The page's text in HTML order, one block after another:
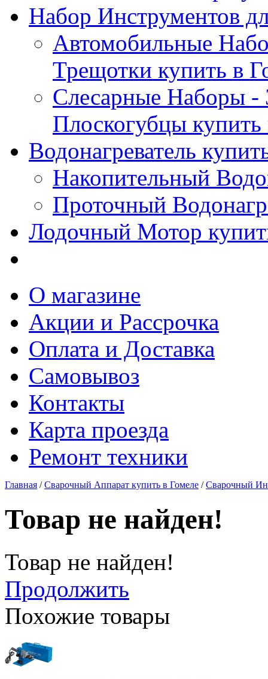
Набор Инструментов
Автомобильные
Трещотки купить в
Слесарные Наборы
Плоскогубцы купить
Водонагреватель
Накопительный
Проточный
Лодочный Мотор
О магазине
Акции и Рассрочка
Оплата и Доставка
Самовывоз
Контакты
Карта проезда
Ремонт техники
Главная /Сварочный Аппарат купить в Гомеле /Сварочный
Товар не найден!
Товар не найден!
Продолжить
Похожие товары